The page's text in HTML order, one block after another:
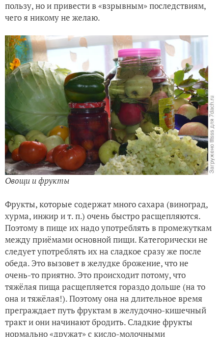
пользу, но и привести в «взрывным» последствиям,
чего я никому не желаю.
Овощи и фрукты
Фрукты, которые содержат много сахара (виноград,
хурма, инжир и т. п.) очень быстро расщепляются.
Поэтому в пище их надо употреблять в промежуткам
между приёмами основной пищи. Категорически не
следует употреблять их на сладкое сразу же после
обеда. Это вызовет в желудке брожение, что не
очень-то приятно. Это происходит потому, что
тяжёлая пища расщепляется гораздо дольше (на то
она и тяжёлая!). Поэтому она на длительное время
преграждает путь фруктам в желудочно-кишечный
тракт и они начинают бродить. Сладкие фрукты
нормально «дружат» с кисло-молочными